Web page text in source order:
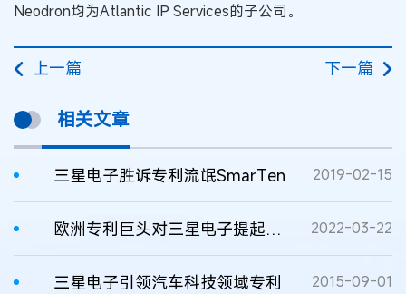
Neodron均为Atlantic IP Services的子公司。
上一篇 下一篇
相关文章
三星电子胜诉专利流氓SmarTen 2019-02-15
欧洲专利巨头对三星电子提起诉讼 2022-03-22
三星电子引领汽车科技领域专利 2015-09-01